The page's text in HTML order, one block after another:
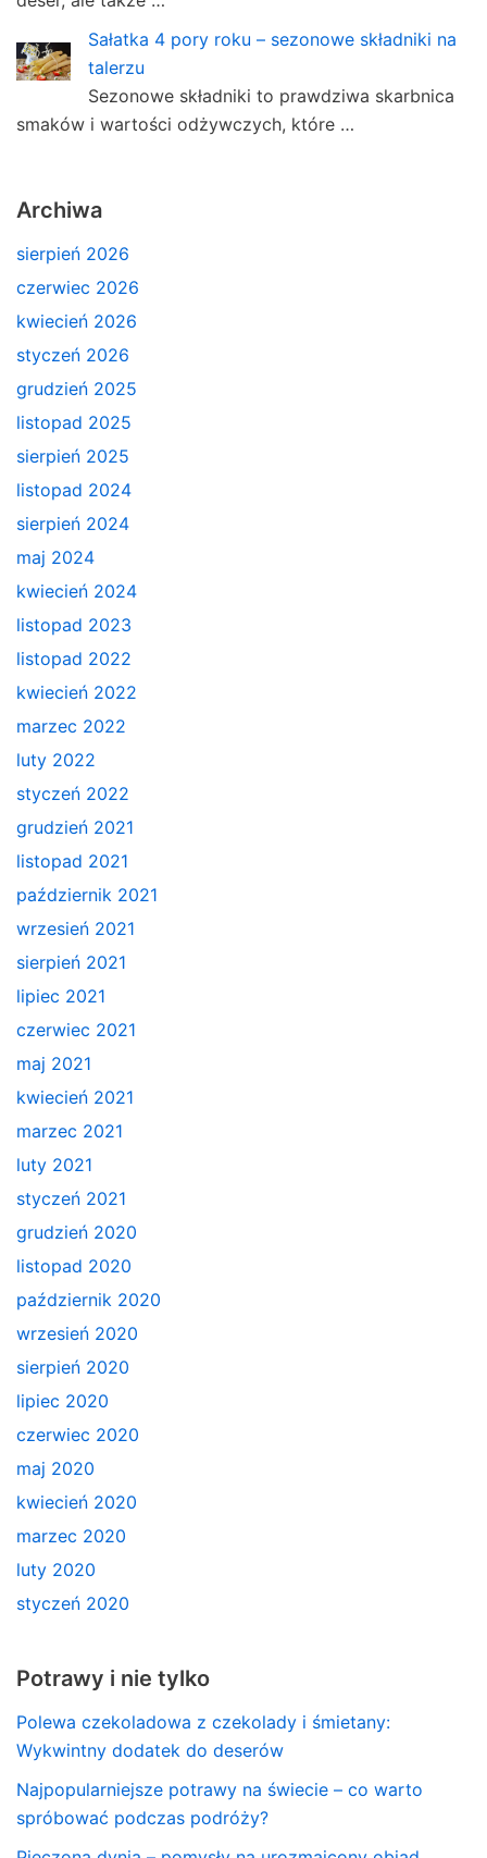
Sałatka 4 pory roku – sezonowe składniki na
talerzu
Sezonowe składniki to prawdziwa skarbnica
smaków i wartości odżywczych, które …
Archiwa
sierpień 2026
czerwiec 2026
kwiecień 2026
styczeń 2026
grudzień 2025
listopad 2025
sierpień 2025
listopad 2024
sierpień 2024
maj 2024
kwiecień 2024
listopad 2023
listopad 2022
kwiecień 2022
marzec 2022
luty 2022
styczeń 2022
grudzień 2021
listopad 2021
październik 2021
wrzesień 2021
sierpień 2021
lipiec 2021
czerwiec 2021
maj 2021
kwiecień 2021
marzec 2021
luty 2021
styczeń 2021
grudzień 2020
listopad 2020
październik 2020
wrzesień 2020
sierpień 2020
lipiec 2020
czerwiec 2020
maj 2020
kwiecień 2020
marzec 2020
luty 2020
styczeń 2020
Potrawy i nie tylko
Polewa czekoladowa z czekolady i śmietany:
Wykwintny dodatek do deserów
Najpopularniejsze potrawy na świecie – co warto
spróbować podczas podróży?